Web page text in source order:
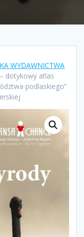
WYDAWNICTWA
dotykowy atlas
podlaskiego”